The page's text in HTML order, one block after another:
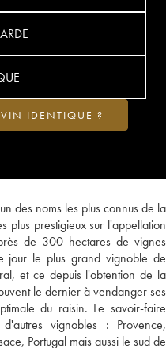
des noms les plus connus de la
plus prestigieux sur l'appellation
de 300 hectares de vignes
jour le plus grand vignoble de
et ce depuis l'obtention de la
le dernier à vendanger ses
du raisin. Le savoir-faire
vignobles : Provence,
Portugal mais aussi le sud de
IDENTIQUE ?